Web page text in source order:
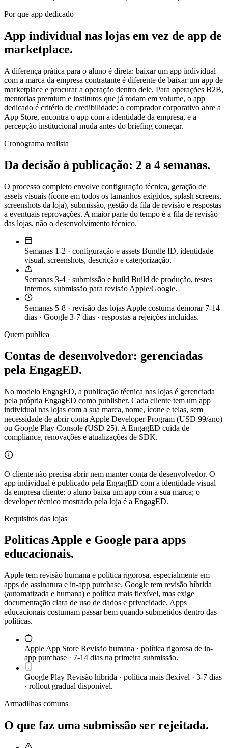
Por que app dedicado
App individual nas lojas em vez de app de
marketplace.
A diferença prática para o aluno é direta: baixar um app individual
com a marca da empresa contratante é diferente de baixar um app de
marketplace e procurar a operação dentro dele. Para operações B2B,
mentorias premium e institutos que já rodam em volume, o app
dedicado é critério de credibilidade: o comprador corporativo abre a
App Store, encontra o app com a identidade da empresa, e a
percepção institucional muda antes do briefing começar.
Cronograma realista
Da decisão à publicação: 2 a 4 semanas.
O processo completo envolve configuração técnica, geração de
assets visuais (ícone em todos os tamanhos exigidos, splash screens,
screenshots da loja), submissão, gestão da fila de revisão e respostas
a eventuais reprovações. A maior parte do tempo é a fila de revisão
das lojas, não o desenvolvimento técnico.
Semanas 1-2 · configuração e assets Bundle ID, identidade
visual, screenshots, descrição e categorização.
Semanas 3-4 · submissão e build Build de produção, testes
internos, submissão para revisão Apple/Google.
Semanas 5-8 · revisão das lojas Apple costuma demorar 7-14
dias · Google 3-7 dias · respostas a rejeições incluídas.
Quem publica
Contas de desenvolvedor: gerenciadas
pela EngagED.
No modelo EngagED, a publicação técnica nas lojas é gerenciada
pela própria EngagED como publisher. Cada cliente tem um app
individual nas lojas com a sua marca, nome, ícone e telas, sem
necessidade de abrir conta Apple Developer Program (USD 99/ano)
ou Google Play Console (USD 25). A EngagED cuida de
compliance, renovações e atualizações de SDK.
O cliente não precisa abrir nem manter conta de desenvolvedor. O
app individual é publicado pela EngagED com a identidade visual
da empresa cliente: o aluno baixa um app com a sua marca; o
developer técnico mostrado pela loja é a EngagED.
Requisitos das lojas
Políticas Apple e Google para apps
educacionais.
Apple tem revisão humana e política rigorosa, especialmente em
apps de assinatura e in-app purchase. Google tem revisão híbrida
(automatizada e humana) e política mais flexível, mas exige
documentação clara de uso de dados e privacidade. Apps
educacionais costumam passar bem quando submetidos dentro das
políticas.
Apple App Store Revisão humana · política rigorosa de in-
app purchase · 7-14 dias na primeira submissão.
Google Play Revisão híbrida · política mais flexível · 3-7 dias
· rollout gradual disponível.
Armadilhas comuns
O que faz uma submissão ser rejeitada.